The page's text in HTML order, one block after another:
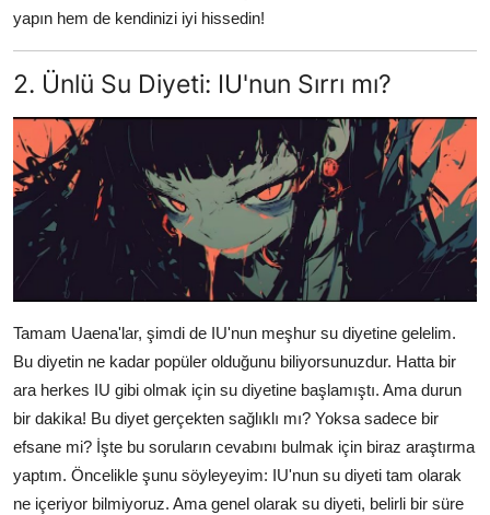
yapın hem de kendinizi iyi hissedin!
2. Ünlü Su Diyeti: IU'nun Sırrı mı?
Tamam Uaena'lar, şimdi de IU'nun meşhur su diyetine gelelim.
Bu diyetin ne kadar popüler olduğunu biliyorsunuzdur. Hatta bir
ara herkes IU gibi olmak için su diyetine başlamıştı. Ama durun
bir dakika! Bu diyet gerçekten sağlıklı mı? Yoksa sadece bir
efsane mi? İşte bu soruların cevabını bulmak için biraz araştırma
yaptım. Öncelikle şunu söyleyeyim: IU'nun su diyeti tam olarak
ne içeriyor bilmiyoruz. Ama genel olarak su diyeti, belirli bir süre